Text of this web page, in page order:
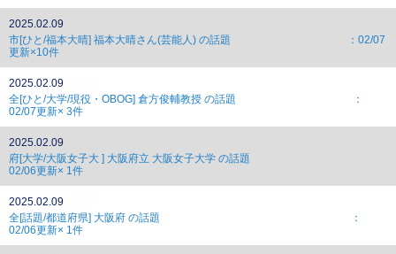
2025.02.09
市[ひと/福本大晴] 福本大晴さん(芸能人) の話題 ：02/07
更新×10件
2025.02.09
全[ひと/大学/現役・OBOG] 倉方俊輔教授 の話題 ：
02/07更新× 3件
2025.02.09
府[大学/大阪女子大 ] 大阪府立 大阪女子大学 の話題
02/06更新× 1件
2025.02.09
全[話題/都道府県] 大阪府 の話題 ：
02/06更新× 1件